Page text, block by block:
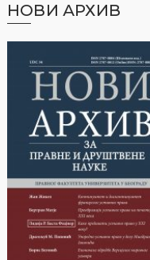
НОВИ АРХИВ